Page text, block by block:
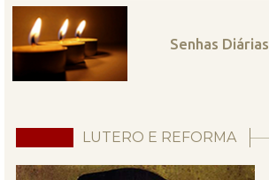
Senhas Diárias
LUTERO E REFORMA